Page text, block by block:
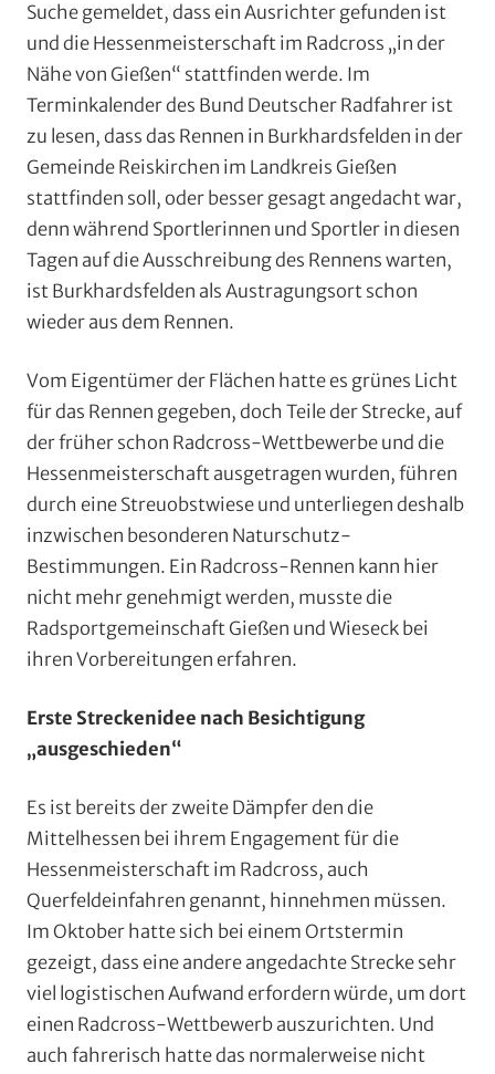
Suche gemeldet, dass ein Ausrichter gefunden ist
und die Hessenmeisterschaft im Radcross „in der
Nähe von Gießen“ stattfinden werde. Im
Terminkalender des Bund Deutscher Radfahrer ist
zu lesen, dass das Rennen in Burkhardsfelden in der
Gemeinde Reiskirchen im Landkreis Gießen
stattfinden soll, oder besser gesagt angedacht war,
denn während Sportlerinnen und Sportler in diesen
Tagen auf die Ausschreibung des Rennens warten,
ist Burkhardsfelden als Austragungsort schon
wieder aus dem Rennen.
Vom Eigentümer der Flächen hatte es grünes Licht
für das Rennen gegeben, doch Teile der Strecke, auf
der früher schon Radcross-Wettbewerbe und die
Hessenmeisterschaft ausgetragen wurden, führen
durch eine Streuobstwiese und unterliegen deshalb
inzwischen besonderen Naturschutz-
Bestimmungen. Ein Radcross-Rennen kann hier
nicht mehr genehmigt werden, musste die
Radsportgemeinschaft Gießen und Wieseck bei
ihren Vorbereitungen erfahren.
Erste Streckenidee nach Besichtigung
„ausgeschieden“
Es ist bereits der zweite Dämpfer den die
Mittelhessen bei ihrem Engagement für die
Hessenmeisterschaft im Radcross, auch
Querfeldeinfahren genannt, hinnehmen müssen.
Im Oktober hatte sich bei einem Ortstermin
gezeigt, dass eine andere angedachte Strecke sehr
viel logistischen Aufwand erfordern würde, um dort
einen Radcross-Wettbewerb auszurichten. Und
auch fahrerisch hatte das normalerweise nicht